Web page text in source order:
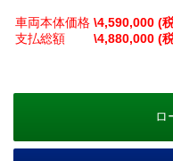
車両本体価格 \4,590,000 (
支払総額 \4,880,000 (
ロ